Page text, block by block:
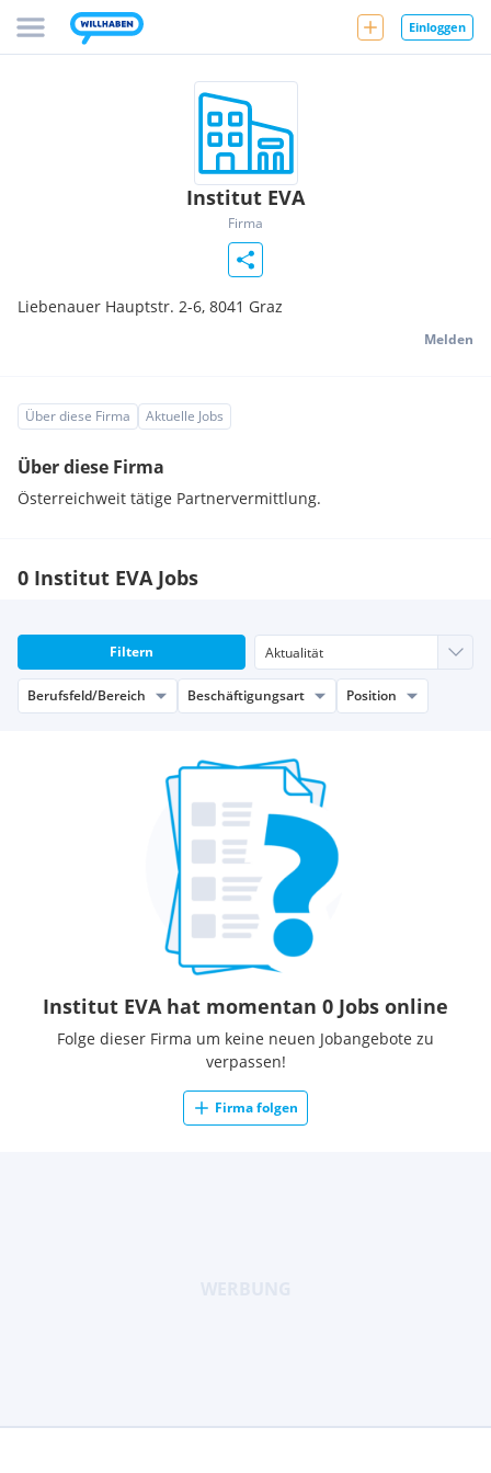
Einloggen
Institut EVA
Firma
Liebenauer Hauptstr. 2-6, 8041 Graz
Melden
Über diese Firma Aktuelle Jobs
Über diese Firma
Österreichweit tätige Partnervermittlung.
0 Institut EVA Jobs
Filtern
Berufsfeld/Bereich Beschäftigungsart Position
Institut EVA hat momentan 0 Jobs online
Folge dieser Firma um keine neuen Jobangebote zu
verpassen!
Firma folgen